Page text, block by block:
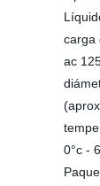
carga
ac
0°c -